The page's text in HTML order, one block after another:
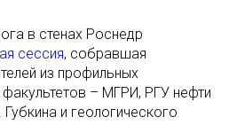
в стенах Роснедр
сессия, собравшая
из профильных
факультетов – МГРИ, РГУ нефти
и геологического